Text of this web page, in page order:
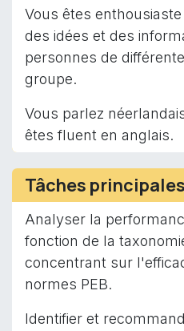
Vous êtes
des idées et des
personnes de
groupe.
Vous parlez
êtes fluent en anglais.
Tâches principales
Analyser la
fonction de la
concentrant sur
normes PEB.
Identifier et